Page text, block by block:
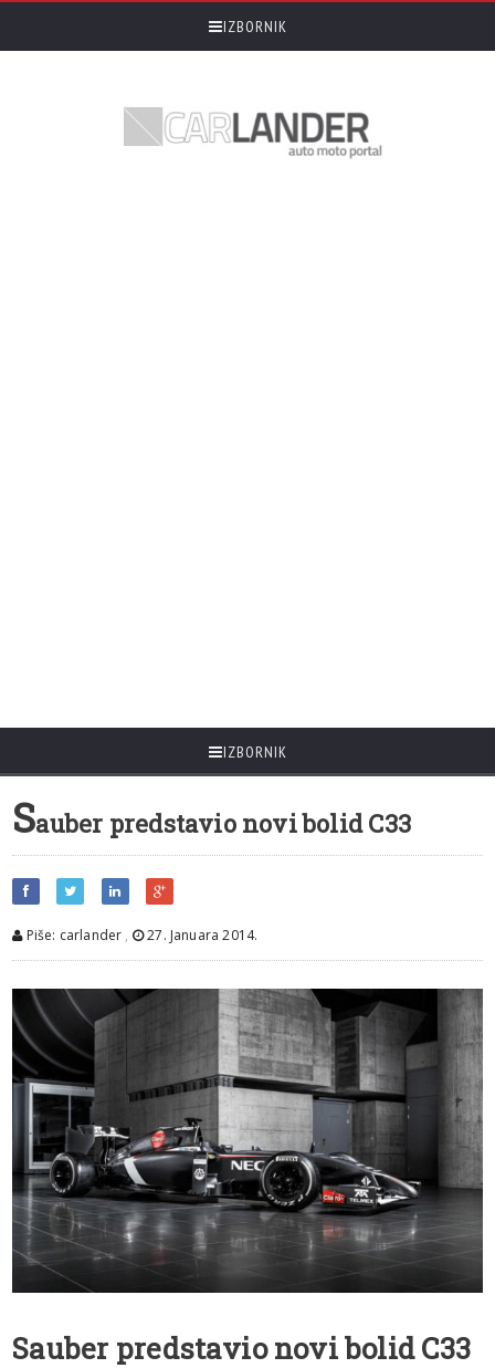
IZBORNIK
IZBORNIK
Sauber predstavio novi bolid C33
Piše: carlander , 27. Januara 2014.
Sauber predstavio novi bolid C33